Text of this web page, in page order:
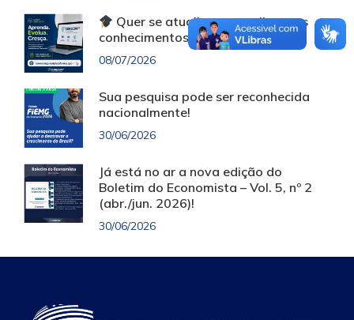
Quer se atualizar e ampliar seus
conhecimentos sem custo?
08/07/2026
Sua pesquisa pode ser reconhecida
nacionalmente!
30/06/2026
Já está no ar a nova edição do
Boletim do Economista – Vol. 5, nº 2
(abr./jun. 2026)!
30/06/2026